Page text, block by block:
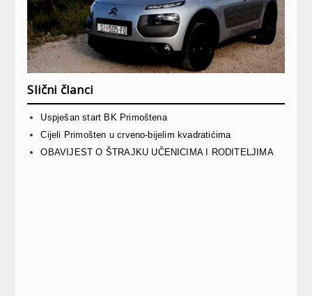
Slični članci
Uspješan start BK Primoštena
Cijeli Primošten u crveno-bijelim kvadratićima
OBAVIJEST O ŠTRAJKU UČENICIMA I RODITELJIMA